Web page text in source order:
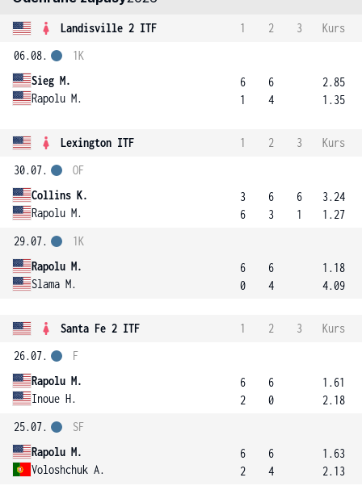
Landisville 2 ITF 1 2 3
Kurs
06.08.
Sieg M.
Rapolu M.
1K
6
1
6
4
2.85
1.35
Lexington ITF 1 2 3
Kurs
30.07.
Collins K.
Rapolu M.
OF
3
6
6
3
6
1
3.24
1.27
29.07.
Rapolu M.
Slama M.
1K
6
0
6
4
1.18
4.09
Santa Fe 2 ITF 1 2 3
Kurs
26.07.
Rapolu M.
Inoue H.
F
6
2
6
0
1.61
2.18
25.07.
Rapolu M.
Voloshchuk A.
SF
6
2
6
4
1.63
2.13